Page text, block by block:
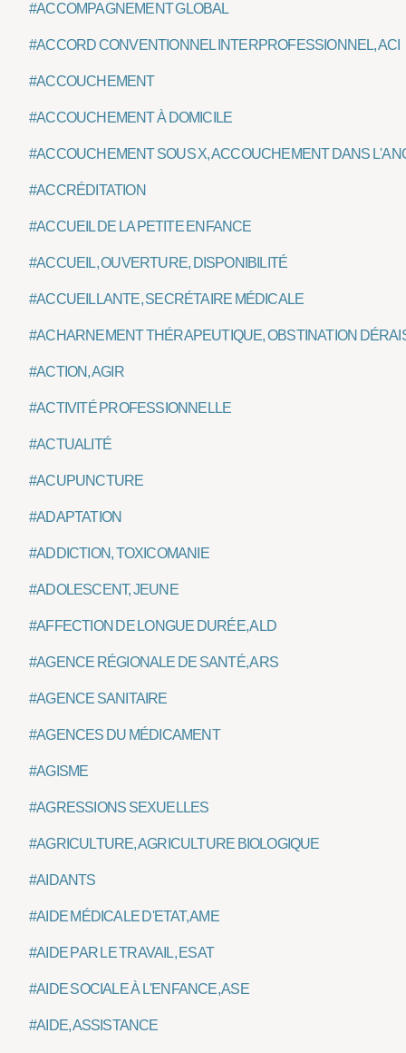
#ACCOMPAGNEMENT GLOBAL
#ACCORD CONVENTIONNEL INTERPROFESSIONNEL, ACI
#ACCOUCHEMENT
#ACCOUCHEMENT À DOMICILE
#ACCOUCHEMENT SOUS X, ACCOUCHEMENT DANS
#ACCRÉDITATION
#ACCUEIL DE LA PETITE ENFANCE
#ACCUEIL, OUVERTURE, DISPONIBILITÉ
#ACCUEILLANTE, SECRÉTAIRE MÉDICALE
#ACHARNEMENT THÉRAPEUTIQUE, OBSTINATION
#ACTION, AGIR
#ACTIVITÉ PROFESSIONNELLE
#ACTUALITÉ
#ACUPUNCTURE
#ADAPTATION
#ADDICTION, TOXICOMANIE
#ADOLESCENT, JEUNE
#AFFECTION DE LONGUE DURÉE, ALD
#AGENCE RÉGIONALE DE SANTÉ, ARS
#AGENCE SANITAIRE
#AGENCES DU MÉDICAMENT
#AGISME
#AGRESSIONS SEXUELLES
#AGRICULTURE, AGRICULTURE BIOLOGIQUE
#AIDANTS
#AIDE MÉDICALE D'ETAT, AME
#AIDE PAR LE TRAVAIL, ESAT
#AIDE SOCIALE À L'ENFANCE, ASE
#AIDE, ASSISTANCE